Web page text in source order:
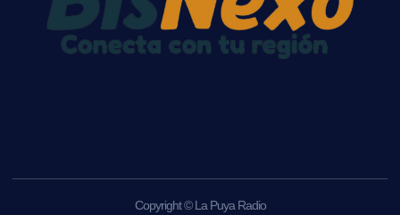
Copyright © La Puya Radio